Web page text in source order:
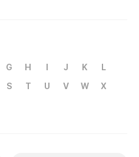
G H I J K
L
S T U V W
X